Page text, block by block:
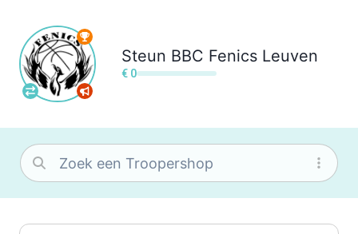
Steun BBC Fenics Leuven
€ 0